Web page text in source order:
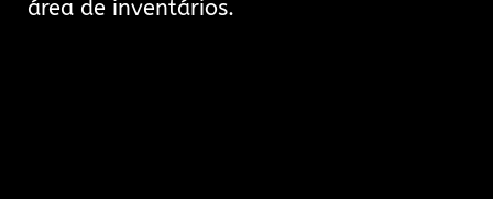
área de inventários.